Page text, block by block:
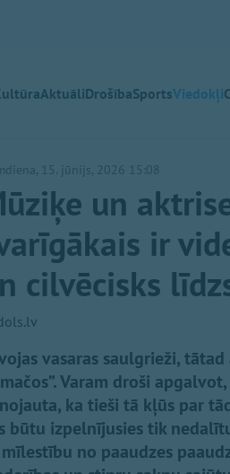
AktuāliDrošībaSportsViedokļi
15. jūnijs, 2026 15:08
un
ir
cilvēcisks
vasaras saulgrieži,
Varam droši
ka tieši tā kļūs par
būtu izpelnījusies tik
no paaudzes